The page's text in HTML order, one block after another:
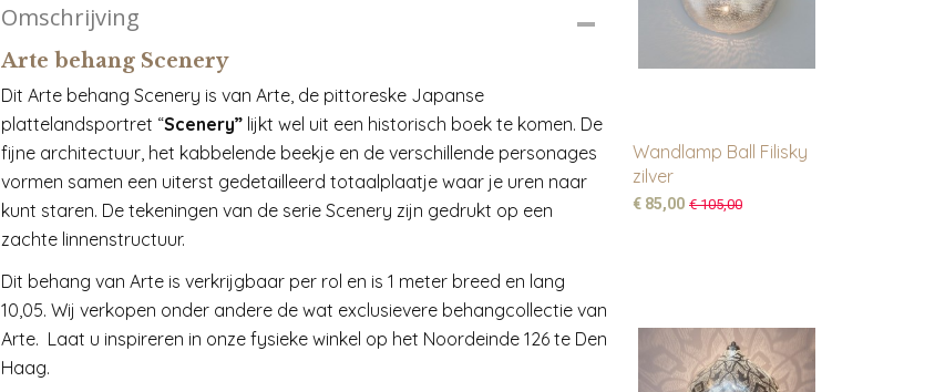
Omschrijving
Arte behang Scenery
Dit Arte behang Scenery is van Arte, de pittoreske Japanse
plattelandsportret “Scenery” lijkt wel uit een historisch boek te komen. De
fijne architectuur, het kabbelende beekje en de verschillende personages
vormen samen een uiterst gedetailleerd totaalplaatje waar je uren naar
kunt staren. De tekeningen van de serie Scenery zijn gedrukt op een
zachte linnenstructuur.
Dit behang van Arte is verkrijgbaar per rol en is 1 meter breed en lang
10,05. Wij verkopen onder andere de wat exclusievere behangcollectie van
Arte. Laat u inspireren in onze fysieke winkel op het Noordeinde 126 te Den
Haag.
Wandlamp Ball Filisky
zilver
€ 85,00 € 105,00